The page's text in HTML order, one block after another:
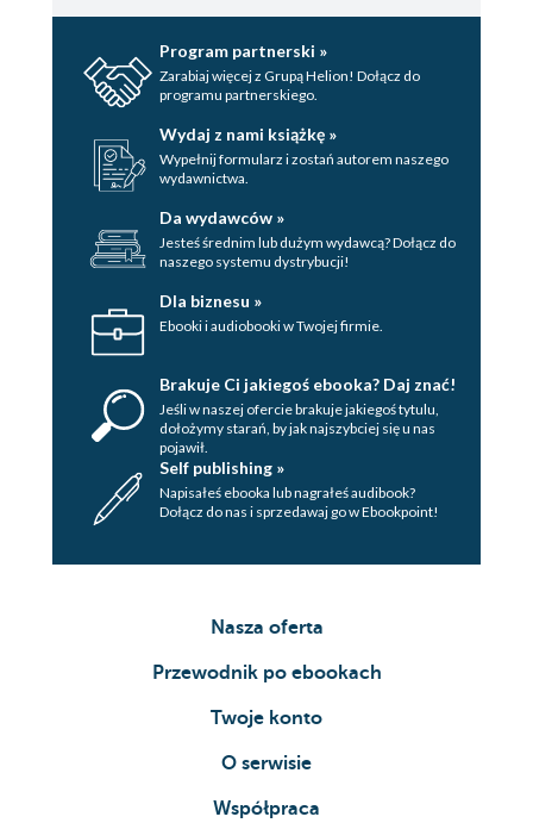
Program partnerski »
Zarabiaj więcej z Grupą Helion! Dołącz do
programu partnerskiego.
Wydaj z nami książkę »
Wypełnij formularz i zostań autorem naszego
wydawnictwa.
Da wydawców »
Jesteś średnim lub dużym wydawcą? Dołącz do
naszego systemu dystrybucji!
Dla biznesu »
Ebooki i audiobooki w Twojej firmie.
Brakuje Ci jakiegoś ebooka? Daj znać!
Jeśli w naszej ofercie brakuje jakiegoś tytulu,
dołożymy starań, by jak najszybciej się u nas
pojawił.
Self publishing »
Napisałeś ebooka lub nagrałeś audibook?
Dołącz do nas i sprzedawaj go w Ebookpoint!
Nasza oferta
Przewodnik po ebookach
Twoje konto
O serwisie
Współpraca